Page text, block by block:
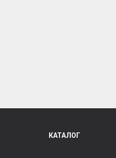
КАТАЛОГ